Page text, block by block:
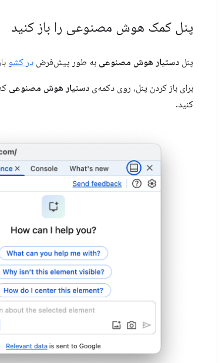
پنل کمک هوش مصنوعی را باز کنید
پنل دستیار هوش مصنوعی به طور پیش‌فرض در کشو
برای باز کردن پنل، روی دکمه‌ی دستیار هوش مصنوعی
کنید.